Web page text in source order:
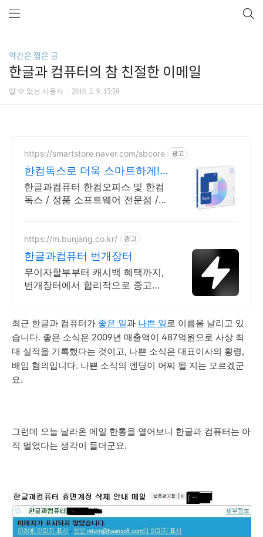
약간은 짧은 글
한글과 컴퓨터의 참 친절한 이메일
알 수 없는 사용자 2010. 2. 9. 15:59
https://smartstore.naver.com/sbcore 광고
한컴독스로 더욱 스마트하게!
한글과컴퓨터 정품 인증점
한글과컴퓨터 한컴오피스 및 한컴
독스 / 정품 소프트웨어 전문점 /
택 / 마이크로소프트 등
https://m.bunjang.co.kr/ 광고
한글과컴퓨터 번개장터
무이자할부부터 캐시백 혜택까지,
번개장터에서 합리적으로 중고거
상의 신규 상품 업로드
최근 한글과 컴퓨터가 좋은 일과 나쁜 일로 이름을 날리고 있
습니다. 좋은 소식은 2009년 매출액이 487억원으로 사상 최
대 실적을 기록했다는 것이고, 나쁜 소식은 대표이사의 횡령,
배임 혐의입니다. 나쁜 소식의 엔딩이 어찌 될 지는 모르겠군
요.
그런데 오늘 날라온 메일 한통을 열어보니 한글과 컴퓨터는 아
직 멀었다는 생각이 들더군요.